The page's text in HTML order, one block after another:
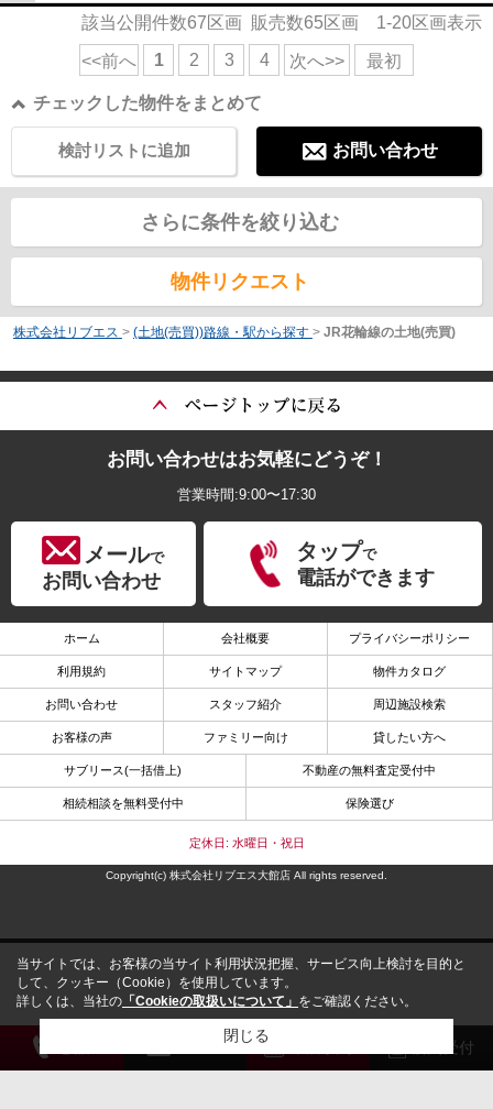
該当公開件数67区画 販売数65区画 1-20区画表示
<<前へ 1 2 3 4 次へ>> 最初
チェックした物件をまとめて
お問い合わせ
検討リストに追加
さらに条件を絞り込む
物件リクエスト
株式会社リブエス > (土地(売買))路線・駅から探す > JR花輪線の土地(売買)
解約受付
お問い合わせはお気軽にどうぞ！
営業時間:9:00〜17:30
メールで
お問い合わせ
タップで
電話ができます
ホーム 会社概要 プライバシーポリシー
利用規約 サイトマップ 物件カタログ
お問い合わせ スタッフ紹介 周辺施設検索
お客様の声 ファミリー向け 貸したい方へ
サブリース(一括借上) 不動産の無料査定受付中
相続相談を無料受付中 保険選び
定休日: 水曜日・祝日
Copyright(c) 株式会社リブエス大館店 All rights reserved.
当サイトでは、お客様の当サイト利用状況把握、サービス向上検討を目的と
して、クッキー（Cookie）を使用しています。
詳しくは、当社の 「Cookieの取扱いについて」 をご確認ください。
閉じる